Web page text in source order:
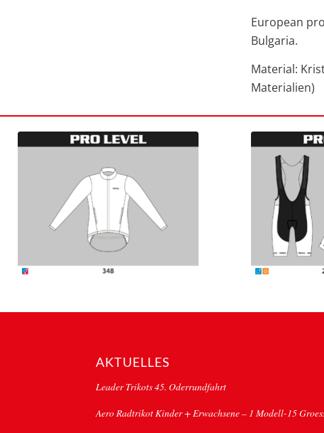
European
Bulgaria.
Material:
Materialien)
AKTUELLES
Leader Trikots 45. Oderrundfahrt
Aero Radtrikot Kinder + Erwachsene – 1 Modell-15